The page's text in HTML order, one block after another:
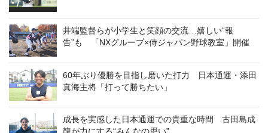
井端監督らが小学生と笑顔の交流…嬉しい“報
告”も 「NXグループ×侍ジャパン野球教室」開催
60年ぶり優勝を目指し磨いた打力 日本通運・添田
真海主将「打って勝ちたい」
成長を実感した日本通運での貴重な時間 古田島成